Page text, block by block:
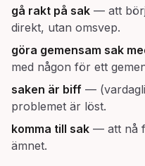
gå rakt på sak — att
direkt, utan omsvep.
göra gemensam sak
med någon för ett
saken är biff —
problemet är löst.
komma till sak — att nå
ämnet.